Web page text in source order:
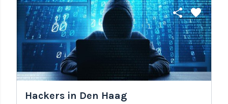
share favorite
Hackers in Den Haag